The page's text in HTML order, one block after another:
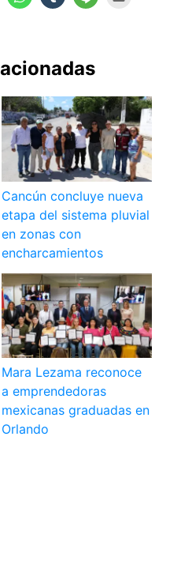
Cancún concluye nueva
etapa del sistema pluvial
en zonas con
encharcamientos
Mara Lezama reconoce
a emprendedoras
mexicanas graduadas en
Orlando